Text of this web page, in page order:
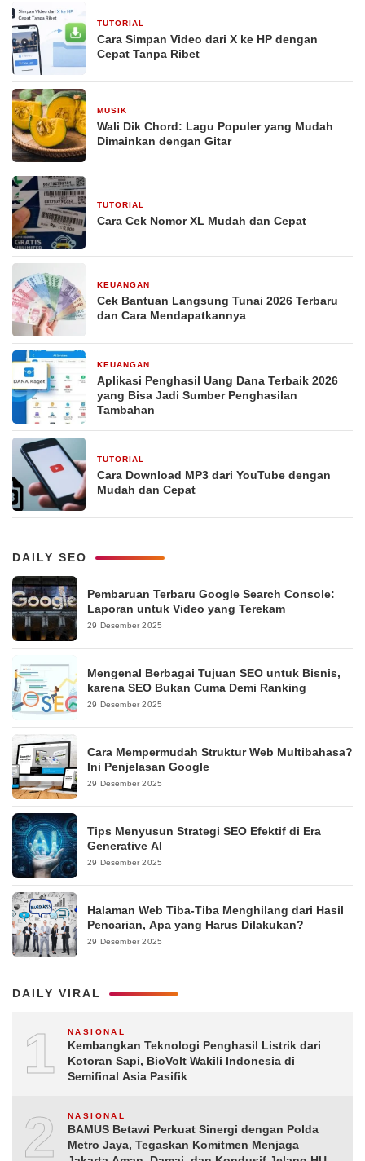
TUTORIAL
Cara Simpan Video dari X ke HP dengan
Cepat Tanpa Ribet
MUSIK
Wali Dik Chord: Lagu Populer yang Mudah
Dimainkan dengan Gitar
TUTORIAL
Cara Cek Nomor XL Mudah dan Cepat
KEUANGAN
Cek Bantuan Langsung Tunai 2026 Terbaru
dan Cara Mendapatkannya
KEUANGAN
Aplikasi Penghasil Uang Dana Terbaik 2026
yang Bisa Jadi Sumber Penghasilan
Tambahan
TUTORIAL
Cara Download MP3 dari YouTube dengan
Mudah dan Cepat
DAILY SEO
Pembaruan Terbaru Google Search Console:
Laporan untuk Video yang Terekam
29 Desember 2025
Mengenal Berbagai Tujuan SEO untuk Bisnis,
karena SEO Bukan Cuma Demi Ranking
29 Desember 2025
Cara Mempermudah Struktur Web Multibahasa?
Ini Penjelasan Google
29 Desember 2025
Tips Menyusun Strategi SEO Efektif di Era
Generative AI
29 Desember 2025
Halaman Web Tiba-Tiba Menghilang dari Hasil
Pencarian, Apa yang Harus Dilakukan?
29 Desember 2025
DAILY VIRAL
1 NASIONAL
Kembangkan Teknologi Penghasil Listrik dari
Kotoran Sapi, BioVolt Wakili Indonesia di
Semifinal Asia Pasifik
2 NASIONAL
BAMUS Betawi Perkuat Sinergi dengan Polda
Metro Jaya, Tegaskan Komitmen Menjaga